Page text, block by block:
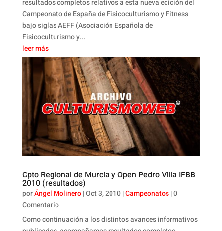
resultados completos relativos a esta nueva edición del
Campeonato de España de Fisicoculturismo y Fitness
bajo siglas AEFF (Asociación Española de
Fisicoculturismo y...
leer más
Cpto Regional de Murcia y Open Pedro Villa IFBB
2010 (resultados)
porÁngel Molinero|Oct 3, 2010|Campeonatos| 0
Comentario
Como continuación a los distintos avances informativos